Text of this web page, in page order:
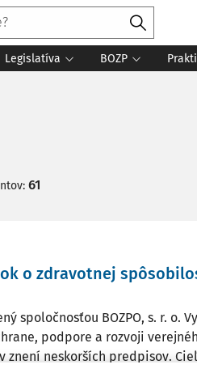
Legislatíva BOZP
61
o zdravotnej
spoločnosťou BOZPO, s. r. o.
podpore a rozvoji
znení neskorších predpisov.